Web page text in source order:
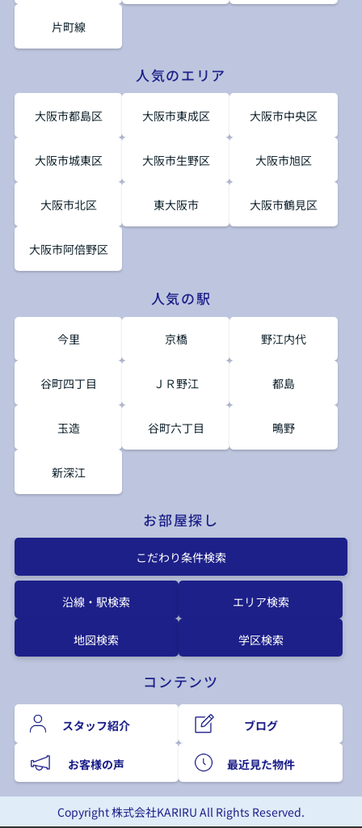
片町線
人気のエリア
大阪市都島区 大阪市東成区 大阪市中央区
大阪市城東区 大阪市生野区 大阪市旭区
大阪市北区 東大阪市 大阪市鶴見区
大阪市阿倍野区
人気の駅
今里 京橋 野江内代
谷町四丁目 ＪＲ野江 都島
玉造 谷町六丁目 鴫野
新深江
お部屋探し
こだわり条件検索
沿線・駅検索 エリア検索
地図検索 学区検索
コンテンツ
スタッフ紹介 ブログ
お客様の声 最近見た物件
Copyright 株式会社KARIRU All Rights Reserved.